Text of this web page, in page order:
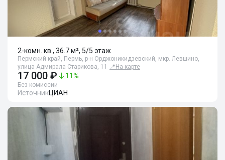
2-комн. кв., 36.7 м², 5/5 этаж
Пермский край, Пермь, р-н Орджоникидзевский, мкр. Левшино,
улица Адмирала Старикова, 11
📍 На карте
17 000 ₽ 11%
Без комиссии
ИсточникЦИАН